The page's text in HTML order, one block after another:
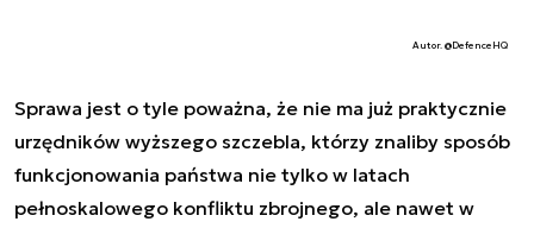
Autor. @DefenceHQ
Sprawa jest o tyle poważna, że nie ma już praktycznie
urzędników wyższego szczebla, którzy znaliby sposób
funkcjonowania państwa nie tylko w latach
pełnoskalowego konfliktu zbrojnego, ale nawet w